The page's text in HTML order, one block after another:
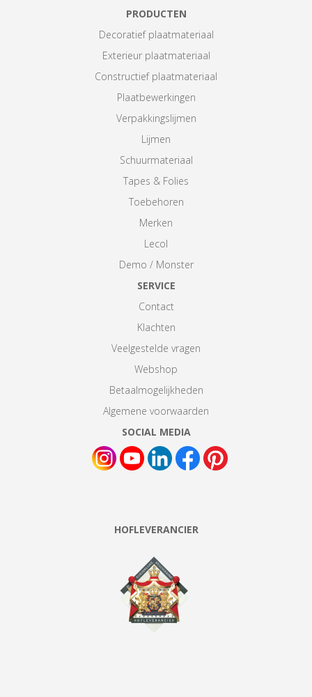
PRODUCTEN
Decoratief plaatmateriaal
Exterieur plaatmateriaal
Constructief plaatmateriaal
Plaatbewerkingen
Verpakkingslijmen
Lijmen
Schuurmateriaal
Tapes & Folies
Toebehoren
Merken
Lecol
Demo / Monster
SERVICE
Contact
Klachten
Veelgestelde vragen
Webshop
Betaalmogelijkheden
Algemene voorwaarden
SOCIAL MEDIA
HOFLEVERANCIER